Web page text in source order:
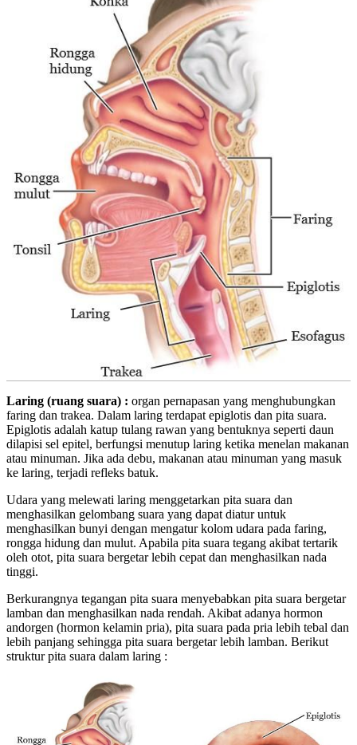
Laring (ruang suara) : organ pernapasan yang menghubungkan
faring dan trakea. Dalam laring terdapat epiglotis dan pita suara.
Epiglotis adalah katup tulang rawan yang bentuknya seperti daun
dilapisi sel epitel, berfungsi menutup laring ketika menelan makanan
atau minuman. Jika ada debu, makanan atau minuman yang masuk
ke laring, terjadi refleks batuk.
Udara yang melewati laring menggetarkan pita suara dan
menghasilkan gelombang suara yang dapat diatur untuk
menghasilkan bunyi dengan mengatur kolom udara pada faring,
rongga hidung dan mulut. Apabila pita suara tegang akibat tertarik
oleh otot, pita suara bergetar lebih cepat dan menghasilkan nada
tinggi.
Berkurangnya tegangan pita suara menyebabkan pita suara bergetar
lamban dan menghasilkan nada rendah. Akibat adanya hormon
andorgen (hormon kelamin pria), pita suara pada pria lebih tebal dan
lebih panjang sehingga pita suara bergetar lebih lamban. Berikut
struktur pita suara dalam laring :